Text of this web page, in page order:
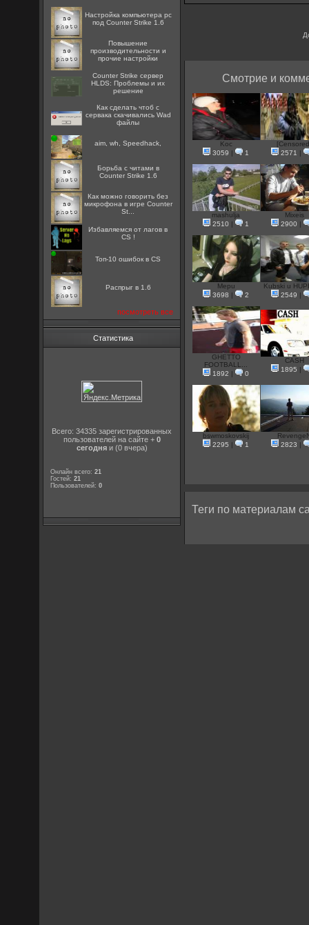
Настройка компьютера pc
под Counter Strike 1.6
Повышение
производительности и
прочие настройки
Counter Strike сервер
HLDS: Проблемы и их
решение
Как сделать чтоб с
сервака скачивались Wad
файлы
aim, wh, Speedhack,
Борьба с читами в
Counter Strike 1.6
Как можно говорить без
микрофона в игре Counter
St...
Избавляемся от лагов в
CS !
Топ-10 ошибок в CS
Распрыг в 1.6
посмотреть все
Статистика
Всего: 34335 зарегистрированных
пользователей на сайте + 0
сегодняи (0 вчера)
Онлайн всего:21
Гостей:21
Пользователей:0
Смотрие и
Koc
3059
| 1
2571
|
mashulja
2510
| 1
Mixeis
2900
|
Mepu
3698
| 2
Kubski u
2549
|
GHETTO
FOOTBALL...
1892
| 0
CASH
1895
|
bswmoskovskij
2295
| 1
2823
|
Теги по материалам